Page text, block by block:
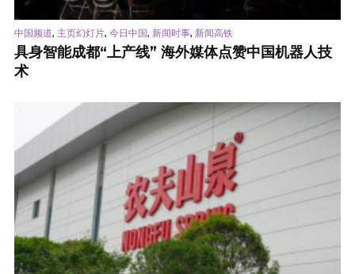
中国频道, 主页幻灯片, 今日中国, 新闻时事, 新闻高铁
具身智能成都“上产线” 海外媒体点赞中国机器人技
术